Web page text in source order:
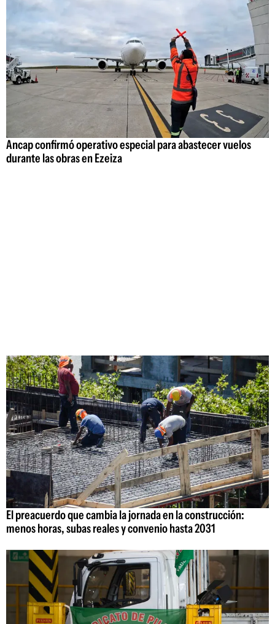
Ancap confirmó operativo especial para abastecer vuelos
durante las obras en Ezeiza
El preacuerdo que cambia la jornada en la construcción:
menos horas, subas reales y convenio hasta 2031